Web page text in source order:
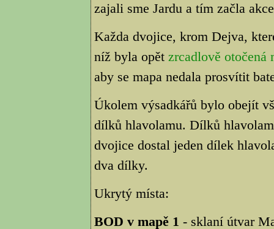
zajali sme Jardu a tím začla
Každa dvojice, krom Dejva,
níž byla opět zrcadlově otočená
aby se mapa nedala prosvítit
Úkolem výsadkářů bylo obejít
dílků hlavolamu. Dílků
dvojice dostal jeden dílek
dva dílky.
Ukrytý místa:
BOD v mapě 1 - sklaní útvar